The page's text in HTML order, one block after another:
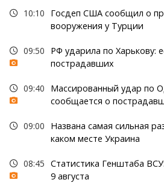
10:10
Госдеп США сообщил о
вооружения у Турции
09:50
РФ ударила по Харькову:
пострадавших
09:40
Массированный удар по
сообщается о
09:00
Названа самая сильная
каком месте Украина
08:45 Статистика Генштаба
9 августа